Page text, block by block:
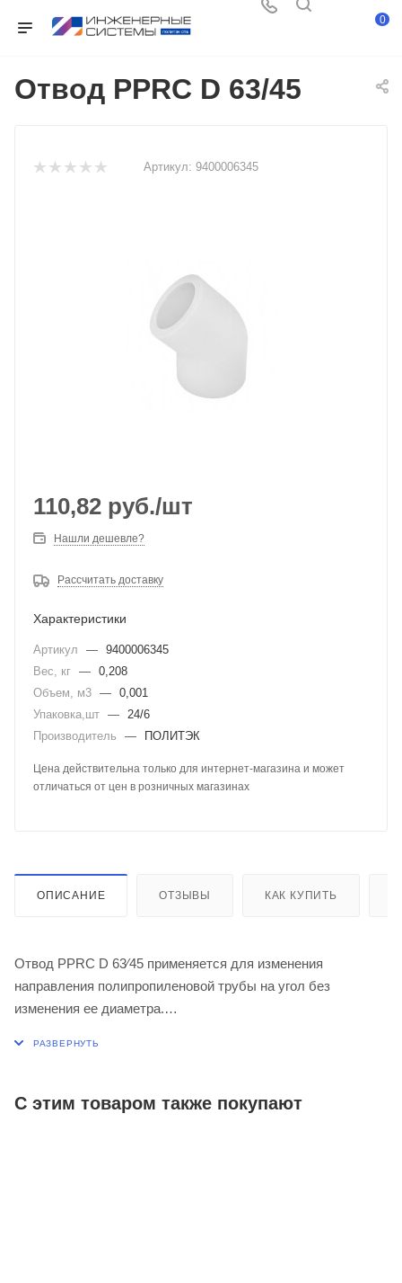
0
Отвод PPRC D 63/45
Артикул: 9400006345
110,82 руб./шт
Нашли дешевле?
Рассчитать доставку
Характеристики
Артикул — 9400006345
Вес, кг — 0,208
Объем, м3 — 0,001
Упаковка,шт — 24/6
Производитель
— ПОЛИТЭК
Цена действительна только для интернет-магазина и может
отличаться от цен в розничных магазинах
ОПИСАНИЕ ОТЗЫВЫ КАК КУПИТЬ
Отвод PPRC D 63⁄45 применяется для изменения
направления полипропиленовой трубы на угол без
изменения ее диаметра.
горячее водоснабжение.
С этим товаром также покупают